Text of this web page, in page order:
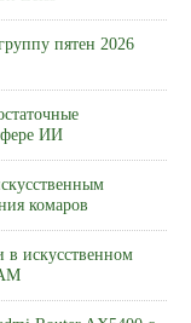
пятен 2026
ИИ
комаров
искусственном